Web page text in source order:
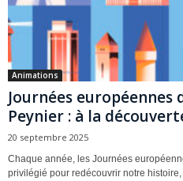
Animations
Journées
Peynier : à la
20 septembre 2025
Chaque année, les Journées
privilégié pour redécouvrir notre